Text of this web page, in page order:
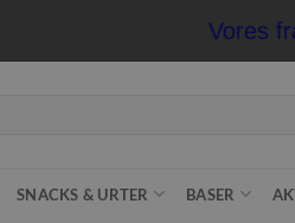
Vores fragt
SNACKS & URTER BASER